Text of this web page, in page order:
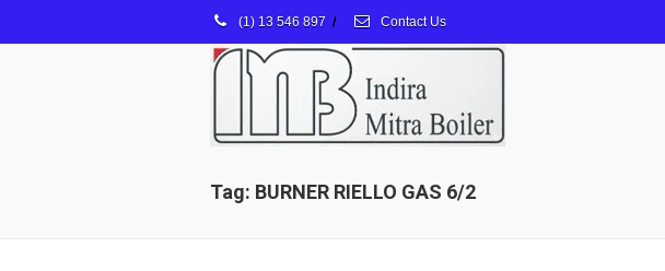
(1) 13 546 897 / Contact Us
Tag: BURNER RIELLO GAS 6/2